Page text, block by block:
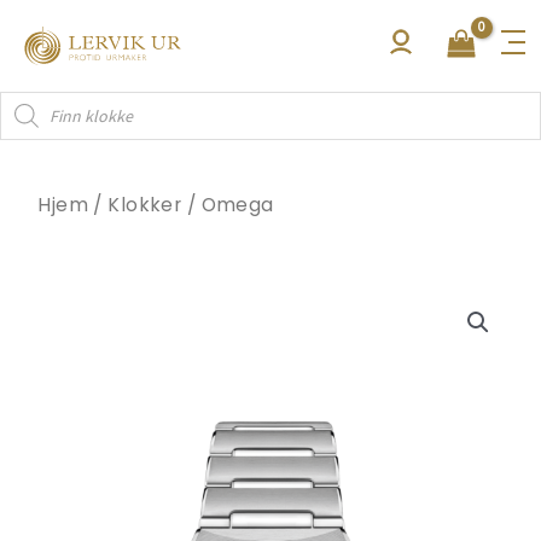
rett
innholdet
Products
search
Hjem / Klokker / Omega